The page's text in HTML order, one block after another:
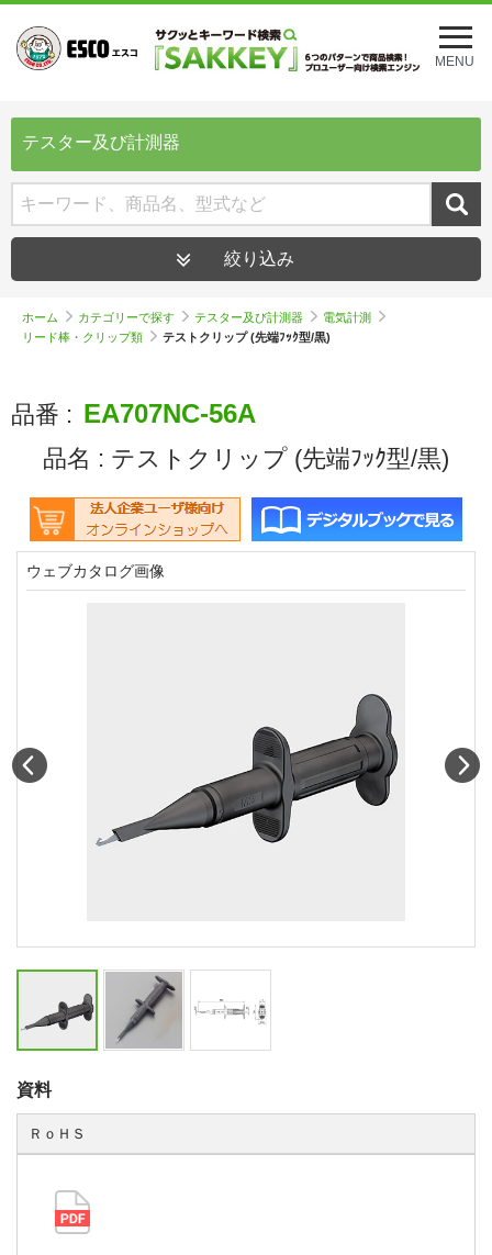
メ
ニ
ュ
を
MENU
テスター及び計測器
絞り込み
ホーム カテゴリーで探す テスター及び計測器
電気計測
リード棒・クリップ類
テストクリップ (先端ﾌｯｸ型/黒)
品番 : EA707NC-56A
品名 : テストクリップ (先端ﾌｯｸ型/黒)
ウェブカタログ画像
資料
ＲｏＨＳ